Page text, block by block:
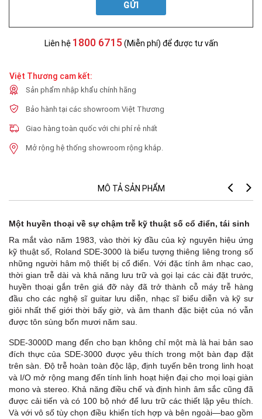
GỬI
Liên hệ 1800 6715 (Miễn phí) để được tư vấn
Việt Thương cam kết:
Sản phẩm nhập khẩu chính hãng
Bảo hành tại các showroom Việt Thương
Giao hàng toàn quốc với chi phí rẻ nhất
Mở rộng hệ thống showroom rộng khắp.
MÔ TẢ SẢN PHẨM
Một huyền thoại về sự chậm trễ kỹ thuật số cổ điển, tái sinh
Ra mắt vào năm 1983, vào thời kỳ đầu của kỷ nguyên hiệu ứng
kỹ thuật số, Roland SDE-3000 là biểu tượng thiêng liêng trong số
những người hâm mộ thiết bị cổ điển. Với đặc tính âm nhạc cao,
thời gian trễ dài và khả năng lưu trữ và gọi lại các cài đặt trước,
huyền thoại gắn trên giá đỡ này đã trở thành cỗ máy trễ hàng
đầu cho các nghệ sĩ guitar lưu diễn, nhạc sĩ biểu diễn và kỹ sư
giỏi nhất thế giới thời bấy giờ, và âm thanh đặc biệt của nó vẫn
được tôn sùng bốn mươi năm sau.
SDE-3000D mang đến cho bạn không chỉ một mà là hai bản sao
đích thực của SDE-3000 được yêu thích trong một bàn đạp đặt
trên sàn. Độ trễ hoàn toàn độc lập, định tuyến bên trong linh hoạt
và I/O mở rộng mang đến tính linh hoạt hiện đại cho mọi loại giàn
mono và stereo. Khả năng điều chế và định hình âm sắc cũng đã
được cải tiến và có 100 bộ nhớ để lưu trữ các thiết lập yêu thích.
Và với vô số tùy chọn điều khiển tích hợp và bên ngoài—bao gồm